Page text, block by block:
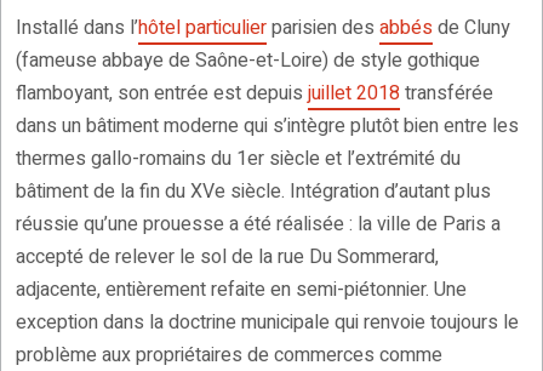
Installé dans l’hôtel particulierparisien des abbésde Cluny
(fameuse abbaye de Saône-et-Loire) de style gothique
flamboyant, son entrée est depuisjuillet 2018transférée
dans un bâtiment moderne qui s’intègre plutôt bien entre les
thermes gallo-romains du 1er siècle et l’extrémité du
bâtiment de la fin du XVe siècle. Intégration d’autant plus
réussie qu’une prouesse a été réalisée : la ville de Paris a
accepté de relever le sol de la rue Du Sommerard,
adjacente, entièrement refaite en semi-piétonnier. Une
exception dans la doctrine municipale qui renvoie toujours le
problème aux propriétaires de commerces comme